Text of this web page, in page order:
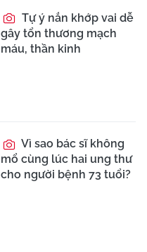
Tự ý nắn khớp vai dễ
gây tổn thương mạch
máu, thần kinh
Vì sao bác sĩ không
mổ cùng lúc hai ung thư
cho người bệnh 73 tuổi?